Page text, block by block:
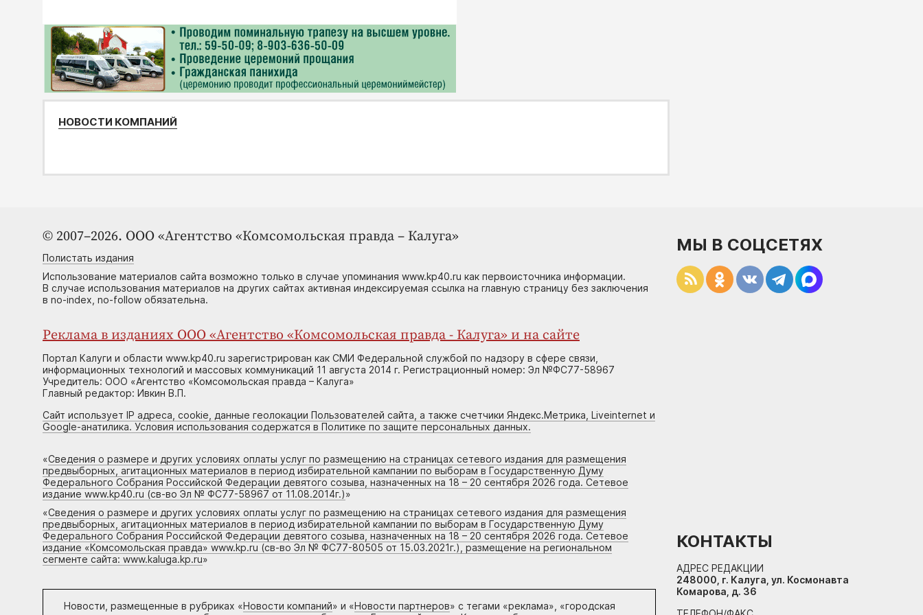
НОВОСТИ КОМПАНИЙ
© 2007–2026. ООО «Агентство «Комсомольская правда – Калуга»
Полистать издания
Использование материалов сайта возможно только в случае упоминания www.kp40.ru как первоисточника информации.
В случае использования материалов на других сайтах активная индексируемая ссылка на главную страницу без заключения
в no-index, no-follow обязательна.
Реклама в изданиях ООО «Агентство «Комсомольская правда - Калуга» и на сайте
Портал Калуги и области www.kp40.ru зарегистрирован как СМИ Федеральной службой по надзору в сфере связи,
информационных технологий и массовых коммуникаций 11 августа 2014 г. Регистрационный номер: Эл №ФС77-58967
Учредитель: ООО «Агентство «Комсомольская правда – Калуга»
Главный редактор: Ивкин В.П.
Сайт использует IP адреса, cookie, данные геолокации Пользователей сайта, а также счетчики Яндекс.Метрика, Liveinternet и
Google-анатилика. Условия использования содержатся в Политике по защите персональных данных.
«Сведения о размере и других условиях оплаты услуг по размещению на страницах сетевого издания для размещения
предвыборных, агитационных материалов в период избирательной кампании по выборам в Государственную Думу
Федерального Собрания Российской Федерации девятого созыва, назначенных на 18 – 20 сентября 2026 года. Сетевое
издание www.kp40.ru (св-во Эл № ФС77-58967 от 11.08.2014г.)»
«Сведения о размере и других условиях оплаты услуг по размещению на страницах сетевого издания для размещения
предвыборных, агитационных материалов в период избирательной кампании по выборам в Государственную Думу
Федерального Собрания Российской Федерации девятого созыва, назначенных на 18 – 20 сентября 2026 года. Сетевое
издание «Комсомольская правда» www.kp.ru (св-во Эл № ФС77-80505 от 15.03.2021г.), размещение на региональном
сегменте сайта: www.kaluga.kp.ru»
Новости, размещенные в рубриках «Новости компаний» и «Новости партнеров» с тегами «реклама», «городская
МЫ В СОЦСЕТЯХ
КОНТАКТЫ
АДРЕС РЕДАКЦИИ
248000, г. Калуга, ул. Космонавта
Комарова, д. 36